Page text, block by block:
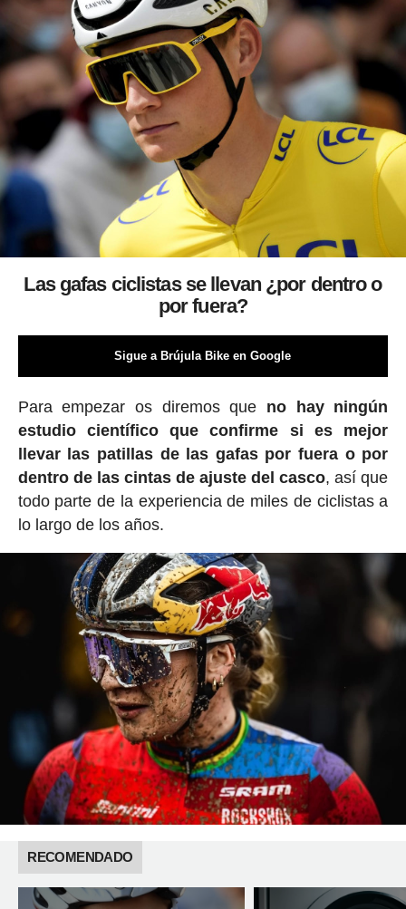
Las gafas ciclistas se llevan ¿por dentro o
por fuera?
Sigue a Brújula Bike en Google
Para empezar os diremos que no hay ningún
estudio científico que confirme si es mejor
llevar las patillas de las gafas por fuera o por
dentro de las cintas de ajuste del casco, así que
todo parte de la experiencia de miles de ciclistas a
lo largo de los años.
RECOMENDADO